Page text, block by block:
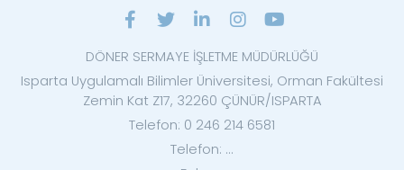
DÖNER SERMAYE İŞLETME MÜDÜRLÜĞÜ
Isparta Uygulamalı Bilimler Üniversitesi, Orman Fakültesi
Zemin Kat Z17, 32260 ÇÜNÜR/ISPARTA
Telefon: 0 246 214 6581
Telefon: ...